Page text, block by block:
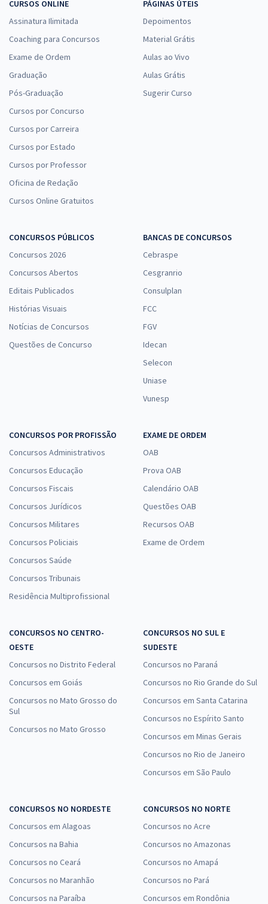
CURSOS ONLINE
Assinatura Ilimitada
Coaching para Concursos
Exame de Ordem
Graduação
Pós-Graduação
Cursos por Concurso
Cursos por Carreira
Cursos por Estado
Cursos por Professor
Oficina de Redação
Cursos Online Gratuitos
PÁGINAS ÚTEIS
Depoimentos
Material Grátis
Aulas ao Vivo
Aulas Grátis
Sugerir Curso
CONCURSOS PÚBLICOS
Concursos 2026
Concursos Abertos
Editais Publicados
Histórias Visuais
Notícias de Concursos
Questões de Concurso
BANCAS DE CONCURSOS
Cebraspe
Cesgranrio
Consulplan
FCC
FGV
Idecan
Selecon
Uniase
Vunesp
CONCURSOS POR PROFISSÃO
Concursos Administrativos
Concursos Educação
Concursos Fiscais
Concursos Jurídicos
Concursos Militares
Concursos Policiais
Concursos Saúde
Concursos Tribunais
Residência Multiprofissional
EXAME DE ORDEM
OAB
Prova OAB
Calendário OAB
Questões OAB
Recursos OAB
Exame de Ordem
CONCURSOS NO CENTRO-
OESTE
Concursos no Distrito Federal
Concursos em Goiás
Concursos no Mato Grosso do
Sul
Concursos no Mato Grosso
CONCURSOS NO SUL E
SUDESTE
Concursos no Paraná
Concursos no Rio Grande do Sul
Concursos em Santa Catarina
Concursos no Espírito Santo
Concursos em Minas Gerais
Concursos no Rio de Janeiro
Concursos em São Paulo
CONCURSOS NO NORDESTE
Concursos em Alagoas
Concursos na Bahia
Concursos no Ceará
Concursos no Maranhão
Concursos na Paraíba
CONCURSOS NO NORTE
Concursos no Acre
Concursos no Amazonas
Concursos no Amapá
Concursos no Pará
Concursos em Rondônia